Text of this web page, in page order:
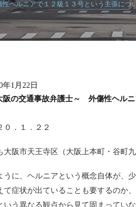
ヘルニアで１２級１３号という主張に
年1月22日
阪の交通事故弁護士～ 外傷性ヘル
０．１．２２
大阪市天王寺区（大阪上本町・谷町
うに、ヘルニアという概念自体が、
て症状が出ていることも要するのか
いう異なる観点から見て固まってい